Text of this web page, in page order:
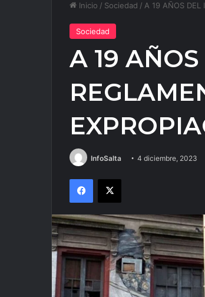
Inicio / Sociedad / A 19 AÑOS DEL
Sociedad
A 19
InfoSalta 4 diciembre, 2023
Facebook
X